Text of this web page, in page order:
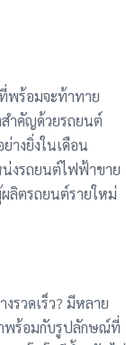
พร้อมจะท้าทาย
สำคัญด้วยรถยนต์
างยิ่งในเดือน
น่งรถยนต์ไฟฟ้าขาย
ลิตรถยนต์รายใหม่
รวดเร็ว? มีหลาย
าพร้อมกับรูปลักษณ์ที่